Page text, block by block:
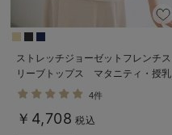
ストレッチジョーゼットフレンチス
リーブトップス マタニティ・授乳
服【出産後も長く使える】
4件
￥4,708 税込